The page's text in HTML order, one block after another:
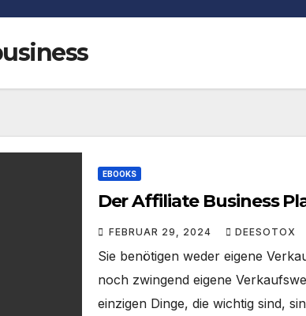
EBOOKS
Der Affiliate Business
FEBRUAR 29, 2024 DEESOTOX
Sie benötigen weder eigene
noch zwingend eigene
einzigen Dinge, die wichtig sind,